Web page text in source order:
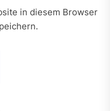
in diesem Browser